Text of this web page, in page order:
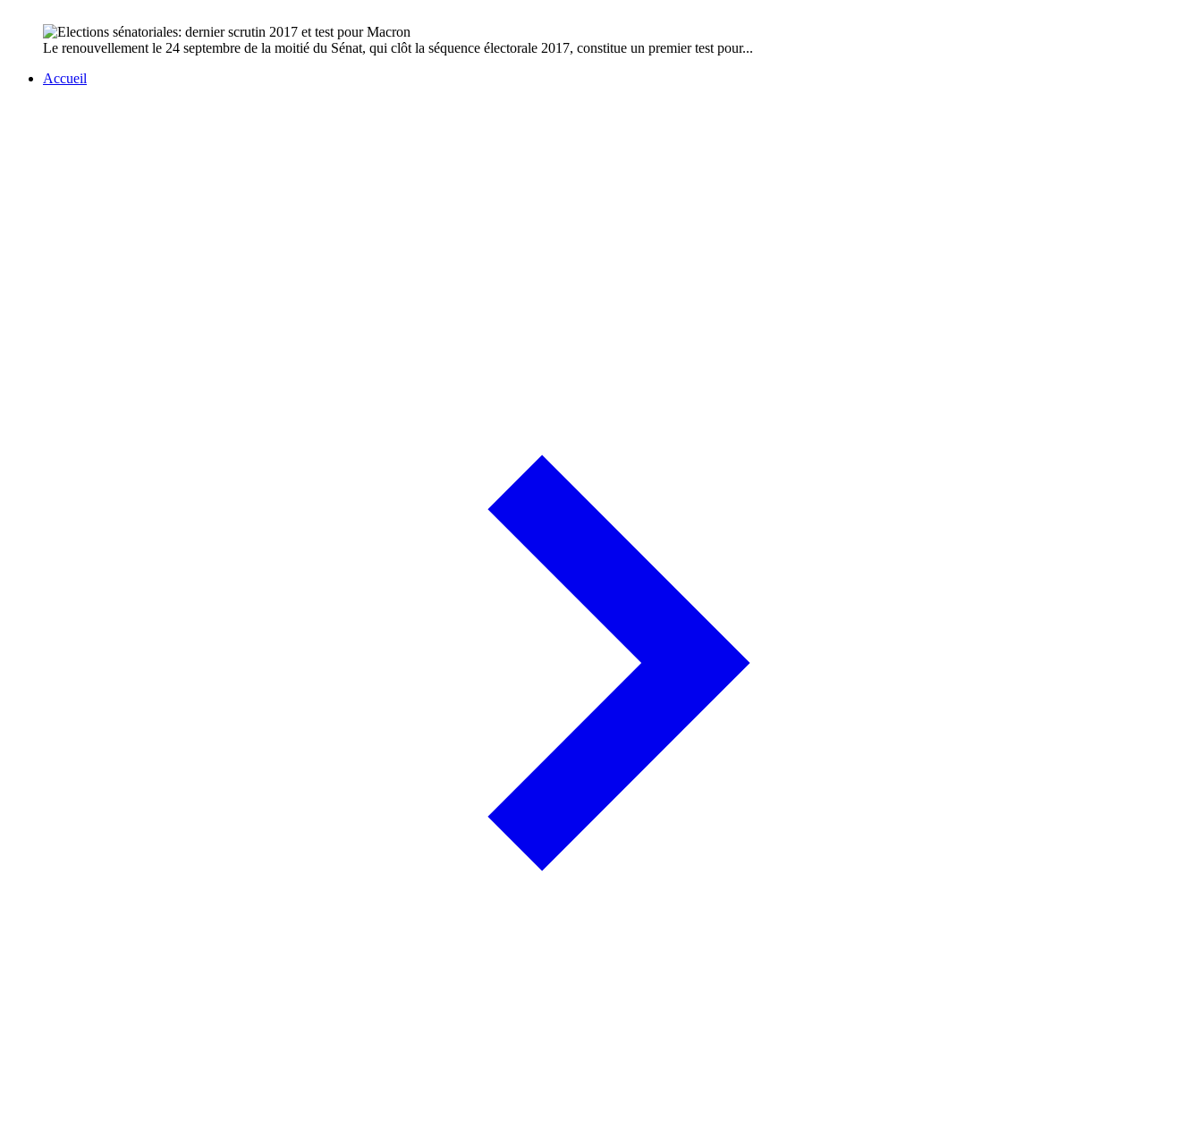
Le renouvellement le 24 septembre de la moitié du Sénat, qui clôt la séquence électorale 2017, constitue un premier test pour...
Accueil